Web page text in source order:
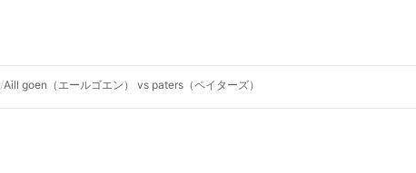
/Aill goen（エールゴエン） vs paters（ペイターズ）